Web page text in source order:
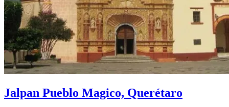
Jalpan Pueblo Magico, Querétaro